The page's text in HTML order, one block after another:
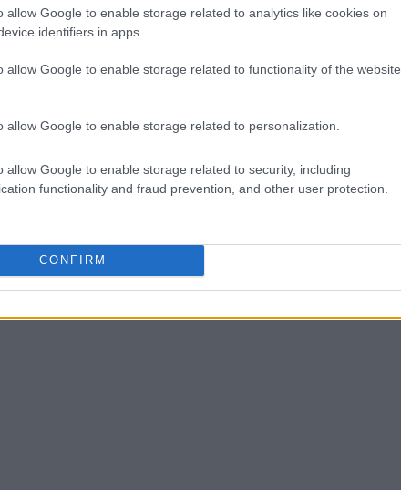
allow Google to enable storage related to analytics like cookies on
identifiers in apps.
allow Google to enable storage related to functionality of the website
allow Google to enable storage related to personalization.
allow Google to enable storage related to security, including
functionality and fraud prevention, and other user protection.
CONFIRM
tra l’11 giugno e il 19 luglio 2026, con
delle partite si giocherà negli
il resto degli incontri.
affollate e turni a eliminazione diretta
disputare in un arco temporale
l’intento è mantenere elevata la
anche a federazioni che prima avevano
difase a gironi
dinamiche di qualificazione.